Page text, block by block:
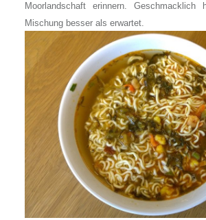
Moorlandschaft erinnern. Geschmacklich
Mischung besser als erwartet.